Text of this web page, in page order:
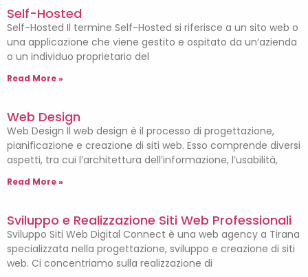
Self-Hosted
Self-Hosted Il termine Self-Hosted si riferisce a un sito web o
una applicazione che viene gestito e ospitato da un’azienda
o un individuo proprietario del
Read More »
Web Design
Web Design Il web design è il processo di progettazione,
pianificazione e creazione di siti web. Esso comprende diversi
aspetti, tra cui l’architettura dell’informazione, l’usabilità,
Read More »
Sviluppo e Realizzazione Siti Web Professionali
Sviluppo Siti Web Digital Connect è una web agency a Tirana
specializzata nella progettazione, sviluppo e creazione di siti
web. Ci concentriamo sulla realizzazione di